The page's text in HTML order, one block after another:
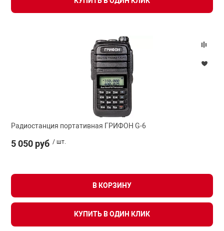
Радиостанция портативная ГРИФОН G-6
5 050 руб / шт.
В КОРЗИНУ
КУПИТЬ В ОДИН КЛИК